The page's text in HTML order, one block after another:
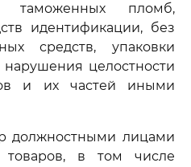
таможенных пломб,
идентификации, без
средств, упаковки
целостности
и их частей иными
должностными лицами
товаров, в том числе